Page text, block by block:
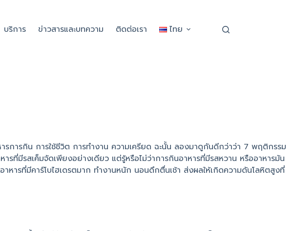
บริการ ข่าวสารและบทความ ติดต่อเรา ไทย
รการกิน การใช้ชีวิต การทำงาน ความเครียด ฉะนั้น ลองมาดูกันดีกว่าว่า 7 พฤติกรรม
ารที่มีรสเค็มจัดเพียงอย่างเดียว แต่รู้หรือไม่ว่าการกินอาหารที่มีรสหวาน หรืออาหารมัน
ารที่มีคาร์โบไฮเดรตมาก ทำงานหนัก นอนดึกตื่นเช้า ส่งผลให้เกิดความดันโลหิตสูงที่